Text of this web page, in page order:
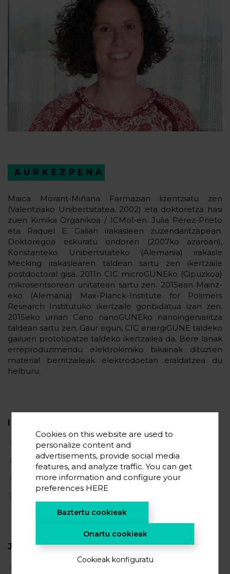
AURKEZPENA
Maica Morant-Miñana Farmazian lizentziatu zen
(Valentziako Unibertsitatea, 2002) eta doktoretza hasi
zuen Kimika Organikoa / ICMol-en. Julia Pérez-Prieto
eta Raquel E. Galian irakasleen zuzendaritzapean.
Doktoregoa eskuratu ondoren (2007ko azaroan),
Konstanteko Unibertsitateko (Alemania) irakasle
Mecking irakaslearen taldean sartu zen ikertzaile
postdoctoral gisa. 2011n CIC microGUNEko (Gipuzkoa)
mikrosentsoreen unitatean sartu zen. 2015ean Mainz-
eko (Alemania) Max-Planck-Institute for Polimers
Research Institutuko ikertzaile gonbidatua izan zen.
2015eko urrian Cano nanoGUNEko nanoingeniaritza
taldean sartu zen. Gaur egun, CIC energiGUNE taldeko
gailuen prototipatze taldeko ikertzailea da. Bere lanak
erreproduzimendu elektrokimiko bikainak dituzten
material berritzaileak elektrodoetan eraldatzea du
helburu.
INTERES ZIENTIFIKOAK
Egoera solidoko bateriak
Elektrolito polimeriko berriak
Anodo metalikoak
Zinkezko bateriak
JARDUERA ZIENTIFIKOA
Cookies on this website are used to
personalize content and
advertisements, provide social media
features, and analyze traffic. You can get
more information and configure your
preferences HERE
Baztertu cookieak
Onartu cookieak
Cookieak konfiguratu